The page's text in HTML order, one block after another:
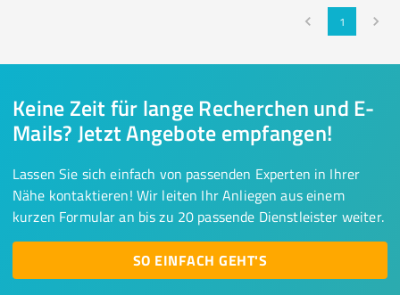
1
Keine Zeit für lange Recherchen und E-
Mails? Jetzt Angebote empfangen!
Lassen Sie sich einfach von passenden Experten in Ihrer
Nähe kontaktieren! Wir leiten Ihr Anliegen aus einem
kurzen Formular an bis zu 20 passende Dienstleister weiter.
SO EINFACH GEHT'S